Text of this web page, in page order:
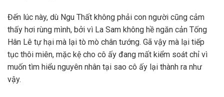
Đến lúc này, dù Ngu Thất không phải con người cũng cảm
thấy hơi rùng mình, bởi vì La Sam không hề ngăn cản Tống
Hân Lê tự hại mà lại tò mò chân tướng. Gã vậy mà lại tiếp
tục thôi miên, mặc kệ cho cô ấy đang mất kiểm soát chỉ vì
muốn tìm hiểu nguyên nhân tại sao cô ấy lại thành ra như
vậy.